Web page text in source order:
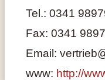
Tel.: 0341
Fax: 0341
Email:
www: http://